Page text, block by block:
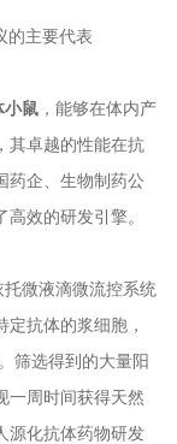
的主要代表
小鼠 ，能够在体内产
其卓越的性能在抗
药企、生物制药公
效的研发引擎。
托微液滴微流控系统
抗体的浆细胞，
筛选得到的大量阳
一周时间获得天然
源化抗体药物研发